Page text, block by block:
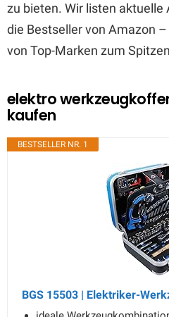
zu bieten. Wir listen aktuelle
die Bestseller von Amazon
von Top-Marken zum
elektro
kaufen
BESTSELLER NR. 1
BGS 15503 | Elektriker-